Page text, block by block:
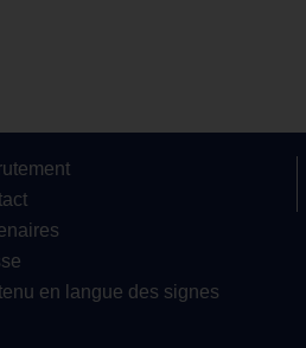
en langue des signes